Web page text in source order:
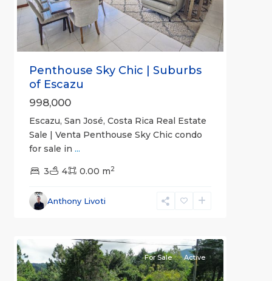
Penthouse Sky Chic | Suburbs
of Escazu
998,000
Escazu, San José, Costa Rica Real Estate
Sale | Venta Penthouse Sky Chic condo
for sale in ...
3 4 0.00 m2
Anthony Livoti
(Province),
Santo
For Sale Active